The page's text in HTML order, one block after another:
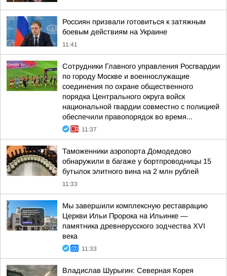
Россиян призвали готовиться к затяжным
боевым действиям на Украине
11:41
Сотрудники Главного управления Росгвардии
по городу Москве и военнослужащие
соединения по охране общественного
порядка Центрального округа войск
национальной гвардии совместно с полицией
обеспечили правопорядок во время...
11:37
Таможенники аэропорта Домодедово
обнаружили в багаже у бортпроводницы 15
бутылок элитного вина на 2 млн рублей
11:33
Мы завершили комплексную реставрацию
Церкви Ильи Пророка на Ильинке —
памятника древнерусского зодчества XVI
века
11:33
Владислав Шурыгин: Северная Корея